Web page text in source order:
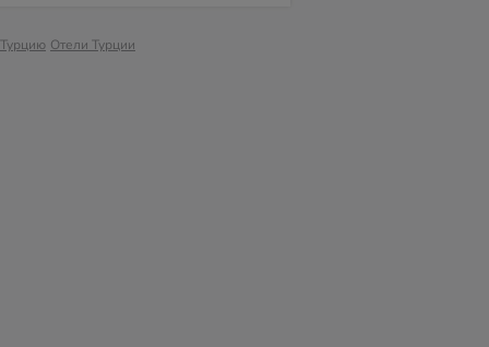
Отели Турции